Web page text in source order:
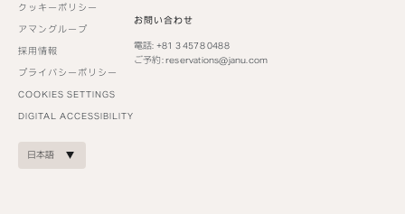
クッキーポリシー
アマングループ
採用情報
プライバシーポリシー
COOKIES SETTINGS
DIGITAL ACCESSIBILITY
お問い合わせ
電話: +81 3 4578 0488
ご予約:reservations@janu.com
日本語